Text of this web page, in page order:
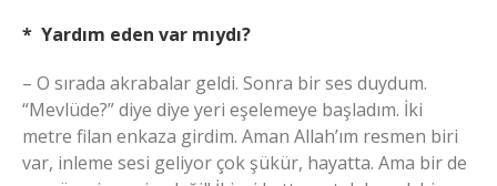
* Yardım eden var mıydı?
– O sırada akrabalar geldi. Sonra bir ses duydum.
“Mevlüde?” diye diye yeri eşelemeye başladım. İki
metre filan enkaza girdim. Aman Allah’ım resmen biri
var, inleme sesi geliyor çok şükür, hayatta. Ama bir de